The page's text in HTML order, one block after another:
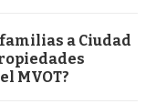
a Ciudad
MVOT?